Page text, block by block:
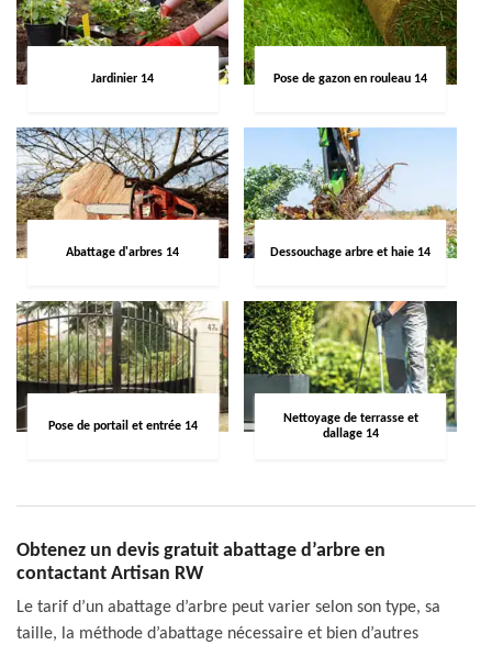
Jardinier 14 Pose de gazon en rouleau 14
Abattage d'arbres 14 Dessouchage arbre et haie 14
Pose de portail et entrée 14
Nettoyage de terrasse et
dallage 14
Obtenez un devis gratuit abattage d’arbre en
contactant Artisan RW
Le tarif d’un abattage d’arbre peut varier selon son type, sa
taille, la méthode d’abattage nécessaire et bien d’autres